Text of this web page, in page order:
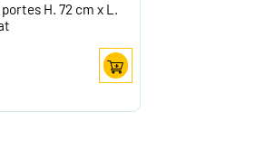
H. 72 cm x L.